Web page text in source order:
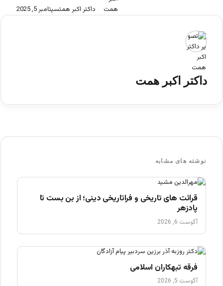
داکتر اکبر همتسپتامبر 5, 2025
داکتر اکبر همت
نوشته های مشابه
قرائت های تاریخی و فراتاریخی دینی؛ از بن بست تا
پادزهر
آگوست 6, 2026
فرقه تبهکاران اسلامی
آگوست 5, 2026